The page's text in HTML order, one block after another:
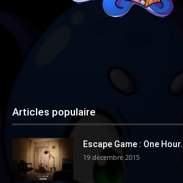
Articles populaire
Escape Game : One Hour.
19 décembre 2015